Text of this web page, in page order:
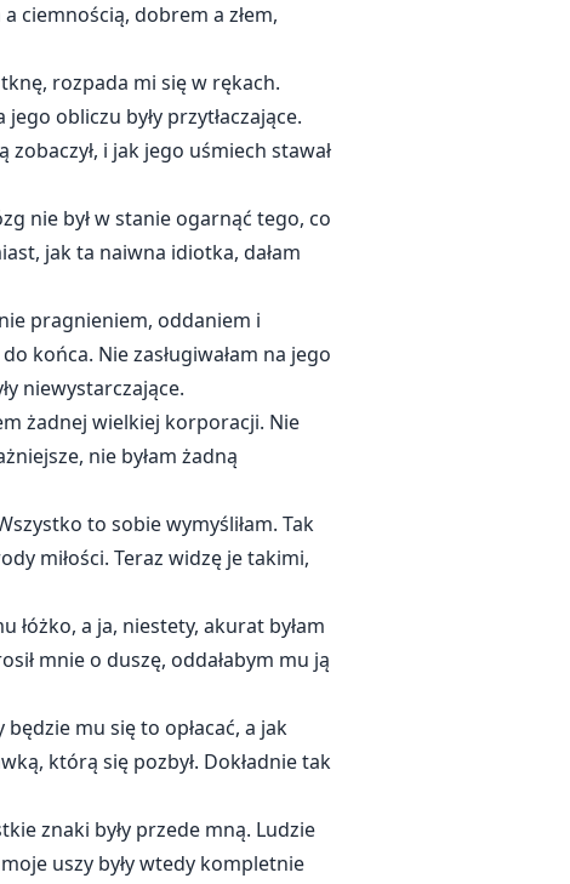
ciemnością, dobrem a złem,
rozpada mi się w rękach.
obliczu były przytłaczające.
i jak jego uśmiech stawał
nie był w stanie ogarnąć tego, co
jak ta naiwna idiotka, dałam
pragnieniem, oddaniem i
końca. Nie zasługiwałam na jego
niewystarczające.
żadnej wielkiej korporacji. Nie
nie byłam żadną
to sobie wymyśliłam. Tak
miłości. Teraz widzę je takimi,
łóżko, a ja, niestety, akurat byłam
mnie o duszę, oddałabym mu ją
mu się to opłacać, a jak
którą się pozbył. Dokładnie tak
znaki były przede mną. Ludzie
uszy były wtedy kompletnie